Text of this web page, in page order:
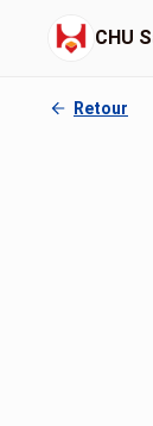
CHU
Retour